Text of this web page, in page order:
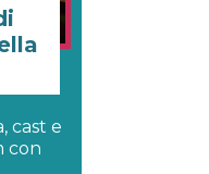
cast e
con